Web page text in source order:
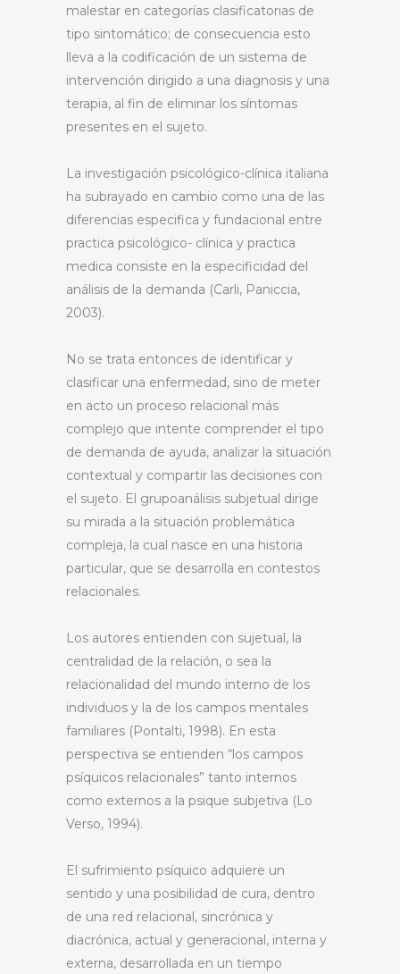
malestar en categorías clasificatorias de
tipo sintomático; de consecuencia esto
lleva a la codificación de un sistema de
intervención dirigido a una diagnosis y una
terapia, al fin de eliminar los síntomas
presentes en el sujeto.
La investigación psicológico-clínica italiana
ha subrayado en cambio como una de las
diferencias especifica y fundacional entre
practica psicológico- clínica y practica
medica consiste en la especificidad del
análisis de la demanda (Carli, Paniccia,
2003).
No se trata entonces de identificar y
clasificar una enfermedad, sino de meter
en acto un proceso relacional más
complejo que intente comprender el tipo
de demanda de ayuda, analizar la situación
contextual y compartir las decisiones con
el sujeto. El grupoanálisis subjetual dirige
su mirada a la situación problemática
compleja, la cual nasce en una historia
particular, que se desarrolla en contestos
relacionales.
Los autores entienden con sujetual, la
centralidad de la relación, o sea la
relacionalidad del mundo interno de los
individuos y la de los campos mentales
familiares (Pontalti, 1998). En esta
perspectiva se entienden “los campos
psíquicos relacionales” tanto internos
como externos a la psique subjetiva (Lo
Verso, 1994).
El sufrimiento psíquico adquiere un
sentido y una posibilidad de cura, dentro
de una red relacional, sincrónica y
diacrónica, actual y generacional, interna y
externa, desarrollada en un tiempo